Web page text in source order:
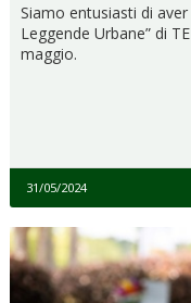
Siamo entusiasti di
Leggende Urbane” di
maggio.
31/05/2024